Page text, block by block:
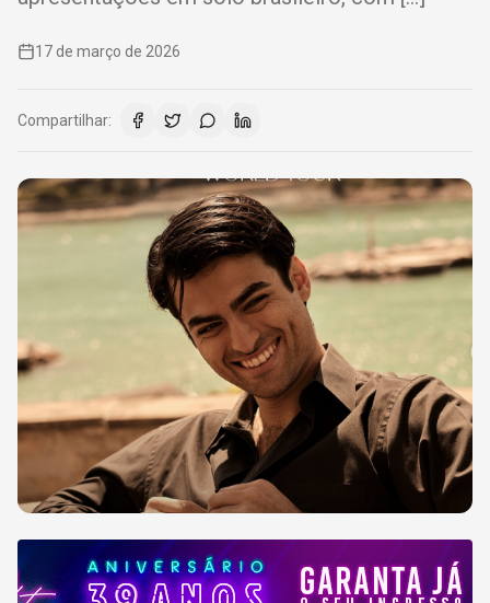
17 de março de 2026
Compartilhar: